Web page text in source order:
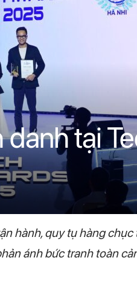
tại
hành, quy tụ hàng
ánh bức tranh toàn